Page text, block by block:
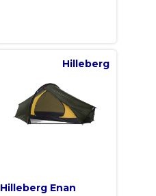
Hilleberg
Hilleberg Enan